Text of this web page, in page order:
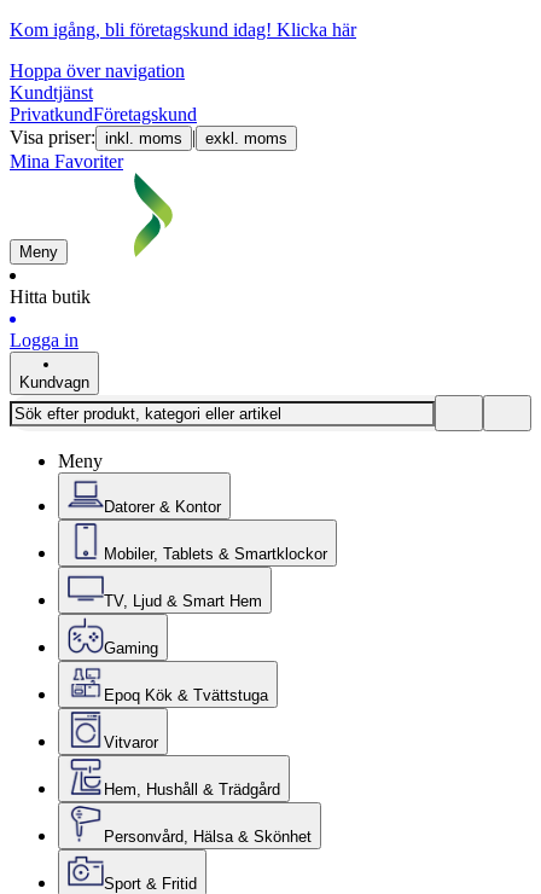
Kom igång, bli företagskund idag! Klicka här
Hoppa över navigation
Kundtjänst
PrivatkundFöretagskund
Visa priser: inkl. moms | exkl. moms
Mina Favoriter
Meny
Hitta butik
Logga in
Kundvagn
Meny
Datorer & Kontor
Mobiler, Tablets & Smartklockor
TV, Ljud & Smart Hem
Gaming
Epoq Kök & Tvättstuga
Vitvaror
Hem, Hushåll & Trädgård
Personvård, Hälsa & Skönhet
Sport & Fritid